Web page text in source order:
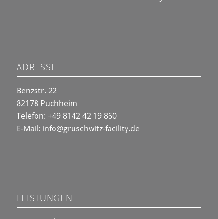
ADRESSE
Benzstr. 22
82178 Puchheim
Telefon: +49 8142 42 19 860
E-Mail: info@gruschwitz-facility.de
LEISTUNGEN